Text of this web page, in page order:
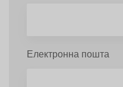
Електронна пошта